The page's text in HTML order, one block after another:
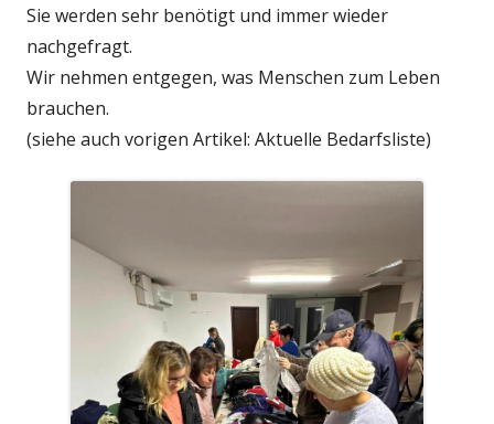
Sie werden sehr benötigt und immer wieder
nachgefragt.
Wir nehmen entgegen, was Menschen zum Leben
brauchen.
(siehe auch vorigen Artikel: Aktuelle Bedarfsliste)